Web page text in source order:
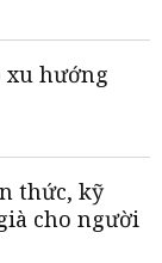
xu hướng
thức, kỹ
cho người